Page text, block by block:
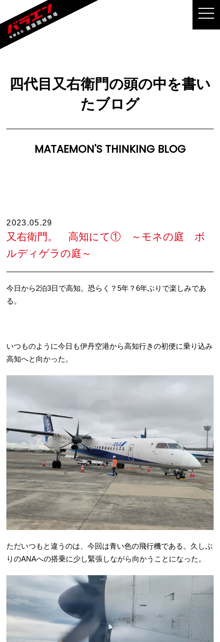
四代目又右衛門の頭の中を書い
たブログ
MATAEMON'S THINKING BLOG
2023.05.29
又右衛門。 高知にて① ～モネの庭 ボ
ルディゲラの庭～
今日から2泊3日で高知。恐らく？5年？6年ぶりで楽しみであ
る。
いつものように今日も伊丹空港から高知行きの初便に乗り込み
高知へと向かった。
ただいつもと違うのは、今回は青い色の飛行機である。久しぶ
りのANAへの搭乗に少し緊張しながら向かうことになった。